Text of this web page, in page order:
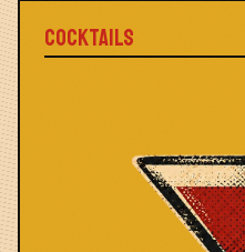
COCKTAILS